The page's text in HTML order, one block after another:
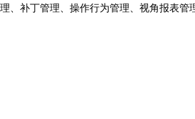
、补丁管理、操作行为管理、视角报表